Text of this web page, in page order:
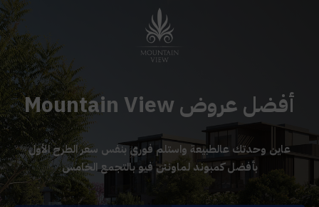
أفضل عروض Mountain View
عاين وحدتك عالطبيعة واستلم فورى بنفس سعر الطرح الأول
بأفضل كمبوند لماونتن فيو بالتجمع الخامس